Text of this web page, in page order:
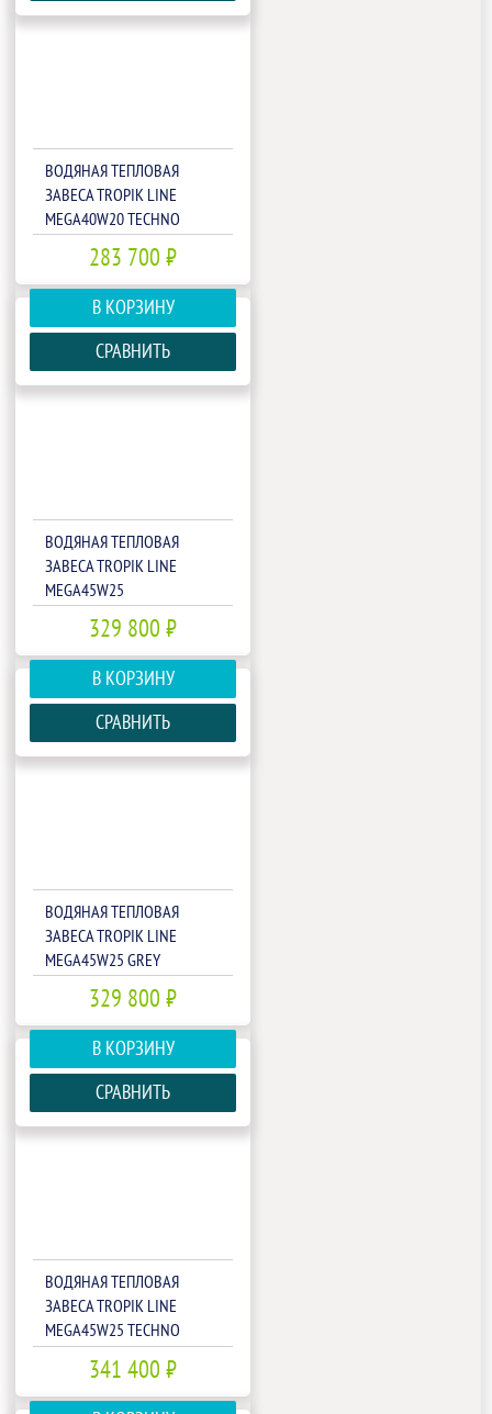
ВОДЯНАЯ ТЕПЛОВАЯ
ЗАВЕСА TROPIK LINE
MEGA40W20 TECHNO
283 700 ₽
В КОРЗИНУ
СРАВНИТЬ
ВОДЯНАЯ ТЕПЛОВАЯ
ЗАВЕСА TROPIK LINE
MEGA45W25
329 800 ₽
В КОРЗИНУ
СРАВНИТЬ
ВОДЯНАЯ ТЕПЛОВАЯ
ЗАВЕСА TROPIK LINE
MEGA45W25 GREY
329 800 ₽
В КОРЗИНУ
СРАВНИТЬ
ВОДЯНАЯ ТЕПЛОВАЯ
ЗАВЕСА TROPIK LINE
MEGA45W25 TECHNO
341 400 ₽